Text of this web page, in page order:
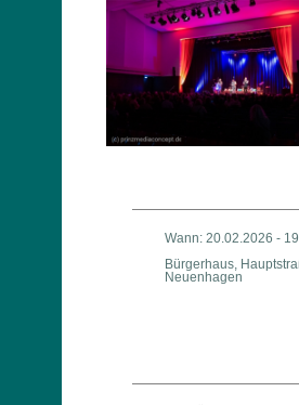
Wann: 20.02.2026 -
Bürgerhaus,
Neuenhagen